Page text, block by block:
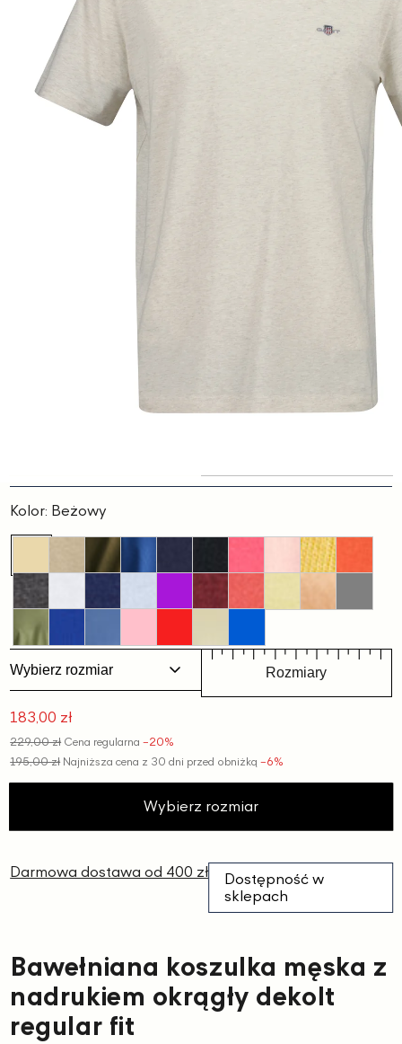
Bawełniana koszulka męska z
nadrukiem okrągły dekolt
regular fit
Kolor: Beżowy
Wybierz rozmiar Rozmiary
Cena
promocyjna
183,00 zł
229,00 zł Cena regularna −20%
195,00 złNajniższa cena z 30 dni przed obniżką−6%
Wybierz rozmiar
Darmowa dostawa od 400 zł
Dostępność w
sklepach